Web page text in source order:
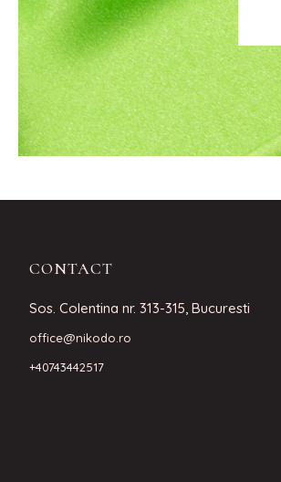
CONTACT
Sos. Colentina nr. 313-315, Bucuresti
office@nikodo.ro
+40743442517